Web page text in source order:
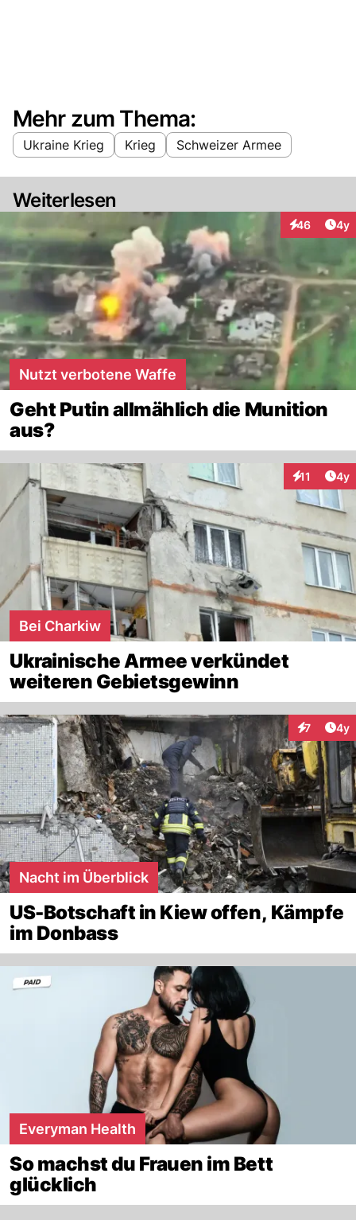
Mehr zum Thema:
Ukraine Krieg Krieg Schweizer Armee
Weiterlesen
46
Interaktionen
4y
Nutzt verbotene Waffe
Geht Putin allmählich die Munition
aus?
11 4y
Bei Charkiw
Ukrainische Armee verkündet
weiteren Gebietsgewinn
7 4y
Nacht im Überblick
US-Botschaft in Kiew offen, Kämpfe
im Donbass
Everyman Health
So machst du Frauen im Bett
glücklich